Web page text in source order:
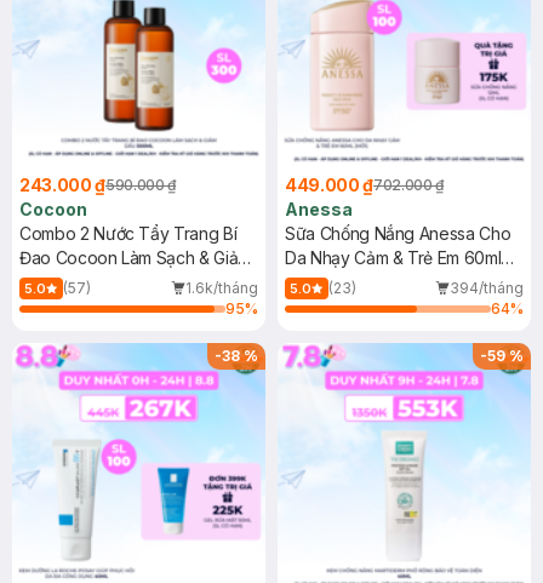
243.000 ₫590.000 ₫
Cocoon
Combo 2 Nước Tẩy Trang Bí
Đao Cocoon Làm Sạch & Giảm
Dầu 500ml
5.0 (57)
1.6k/tháng
95%
449.000 ₫702.000 ₫
Anessa
Sữa Chống Nắng Anessa Cho
Da Nhạy Cảm & Trẻ Em 60ml
(Mới)
5.0 (23)
394/tháng
64%
-38% -59%